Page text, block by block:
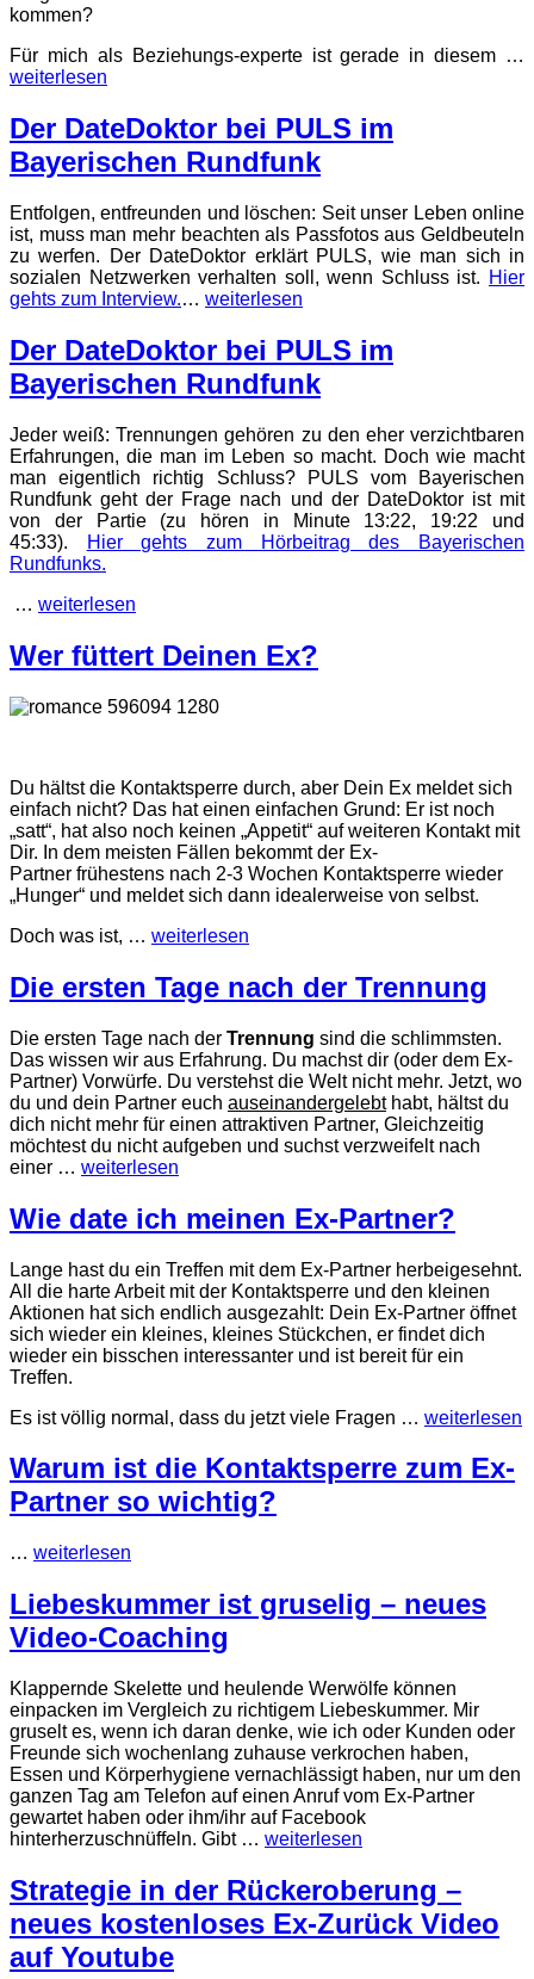
kommen?
Für mich als Beziehungs-experte ist gerade in diesem …
weiterlesen
Der DateDoktor bei PULS im
Bayerischen Rundfunk
Entfolgen, entfreunden und löschen: Seit unser Leben online
ist, muss man mehr beachten als Passfotos aus Geldbeuteln
zu werfen. Der DateDoktor erklärt PULS, wie man sich in
sozialen Netzwerken verhalten soll, wenn Schluss ist. Hier
gehts zum Interview.… weiterlesen
Der DateDoktor bei PULS im
Bayerischen Rundfunk
Jeder weiß: Trennungen gehören zu den eher verzichtbaren
Erfahrungen, die man im Leben so macht. Doch wie macht
man eigentlich richtig Schluss? PULS vom Bayerischen
Rundfunk geht der Frage nach und der DateDoktor ist mit
von der Partie (zu hören in Minute 13:22, 19:22 und
45:33).
Hier gehts zum Hörbeitrag des Bayerischen
Rundfunks.
… weiterlesen
Wer füttert Deinen Ex?
Du hältst die Kontaktsperre durch, aber Dein Ex meldet sich
einfach nicht? Das hat einen einfachen Grund: Er ist noch
„satt“, hat also noch keinen „Appetit“ auf weiteren Kontakt mit
Dir. In dem meisten Fällen bekommt der Ex-
Partner frühestens nach 2-3 Wochen Kontaktsperre wieder
„Hunger“ und meldet sich dann idealerweise von selbst.
Doch was ist, … weiterlesen
Die ersten Tage nach der Trennung
Die ersten Tage nach der Trennung sind die schlimmsten.
Das wissen wir aus Erfahrung. Du machst dir (oder dem Ex-
Partner) Vorwürfe. Du verstehst die Welt nicht mehr. Jetzt, wo
du und dein Partner euch auseinandergelebthabt, hältst du
dich nicht mehr für einen attraktiven Partner, Gleichzeitig
möchtest du nicht aufgeben und suchst verzweifelt nach
einer … weiterlesen
Wie date ich meinen Ex-Partner?
Lange hast du ein Treffen mit dem Ex-Partner herbeigesehnt.
All die harte Arbeit mit der Kontaktsperre und den kleinen
Aktionen hat sich endlich ausgezahlt: Dein Ex-Partner öffnet
sich wieder ein kleines, kleines Stückchen, er findet dich
wieder ein bisschen interessanter und ist bereit für ein
Treffen.
Es ist völlig normal, dass du jetzt viele Fragen … weiterlesen
Warum ist die Kontaktsperre zum Ex-
Partner so wichtig?
… weiterlesen
Liebeskummer ist gruselig – neues
Video-Coaching
Klappernde Skelette und heulende Werwölfe können
einpacken im Vergleich zu richtigem Liebeskummer. Mir
gruselt es, wenn ich daran denke, wie ich oder Kunden oder
Freunde sich wochenlang zuhause verkrochen haben,
Essen und Körperhygiene vernachlässigt haben, nur um den
ganzen Tag am Telefon auf einen Anruf vom Ex-Partner
gewartet haben oder ihm/ihr auf Facebook
hinterherzuschnüffeln. Gibt … weiterlesen
Strategie in der Rückeroberung –
neues kostenloses Ex-Zurück Video
auf Youtube